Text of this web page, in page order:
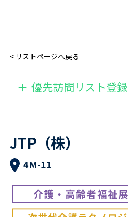
< リストページへ戻る
優先訪問リスト登録
JTP（株）
4M-11